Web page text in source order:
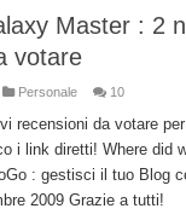
Master : 2
votare
Personale 10
recensioni da votare
i link diretti! Where did
: gestisci il tuo Blog
2009 Grazie a tutti!